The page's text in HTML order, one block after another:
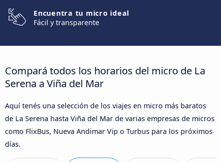
Encuentra tu micro ideal
Fácil y transparente
Compará todos los horarios del micro de La
Serena a Viña del Mar
Aquí tenés una selección de los viajes en micro más baratos
de La Serena hasta Viña del Mar de varias empresas de micros
como FlixBus, Nueva Andimar Vip o Turbus para los próximos
días.